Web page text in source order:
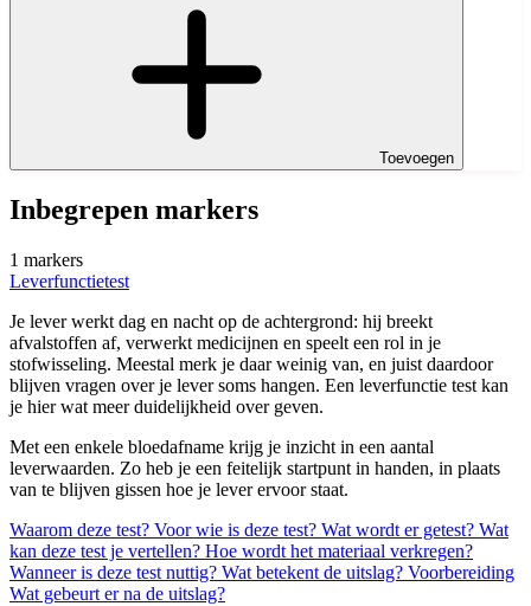
Toevoegen
Inbegrepen markers
1 markers
Leverfunctietest
Je lever werkt dag en nacht op de achtergrond: hij breekt
afvalstoffen af, verwerkt medicijnen en speelt een rol in je
stofwisseling. Meestal merk je daar weinig van, en juist daardoor
blijven vragen over je lever soms hangen. Een leverfunctie test kan
je hier wat meer duidelijkheid over geven.
Met een enkele bloedafname krijg je inzicht in een aantal
leverwaarden. Zo heb je een feitelijk startpunt in handen, in plaats
van te blijven gissen hoe je lever ervoor staat.
Waarom deze test? Voor wie is deze test? Wat wordt er getest? Wat
kan deze test je vertellen? Hoe wordt het materiaal verkregen?
Wanneer is deze test nuttig? Wat betekent de uitslag? Voorbereiding
Wat gebeurt er na de uitslag?